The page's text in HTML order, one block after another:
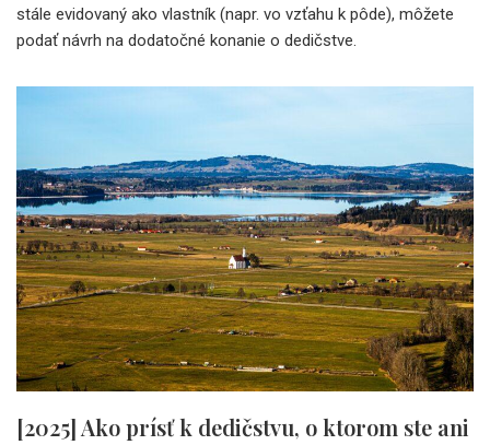
stále evidovaný ako vlastník (napr. vo vzťahu k pôde), môžete
podať návrh na dodatočné konanie o dedičstve.
[2025] Ako prísť k dedičstvu, o ktorom ste ani